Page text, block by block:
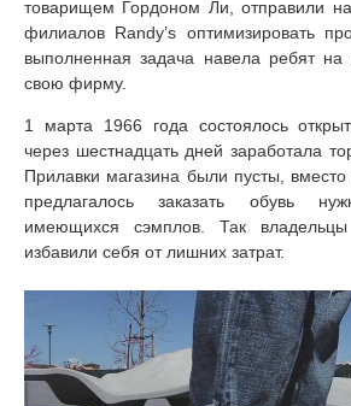
товарищем Гордоном Ли, отправили
филиалов Randy’s оптимизировать
выполненная задача навела ребят на
свою фирму.
1 марта 1966 года состоялось
через шестнадцать дней заработала
Прилавки магазина были пусты, вместо
предлагалось заказать обувь
имеющихся сэмплов. Так
избавили себя от лишних затрат.